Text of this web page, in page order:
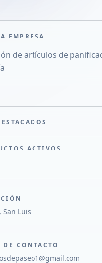
en X
EMPRESA
de artículos de
ACTIVOS
San Luis
CONTACTO